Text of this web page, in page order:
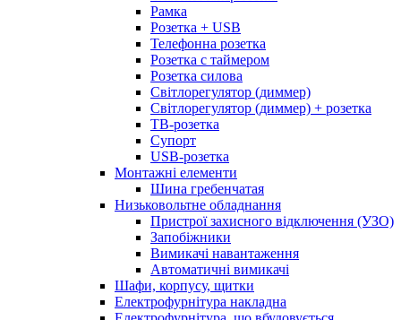
Рамка
Розетка + USB
Телефонна розетка
Розетка с таймером
Розетка силова
Світлорегулятор (диммер)
Світлорегулятор (диммер) + розетка
ТВ-розетка
Супорт
USB-розетка
Монтажні елементи
Шина гребенчатая
Низьковольтне обладнання
Пристрої захисного відключення (УЗО)
Запобіжники
Вимикачі навантаження
Автоматичні вимикачі
Шафи, корпусу, щитки
Електрофурнітура накладна